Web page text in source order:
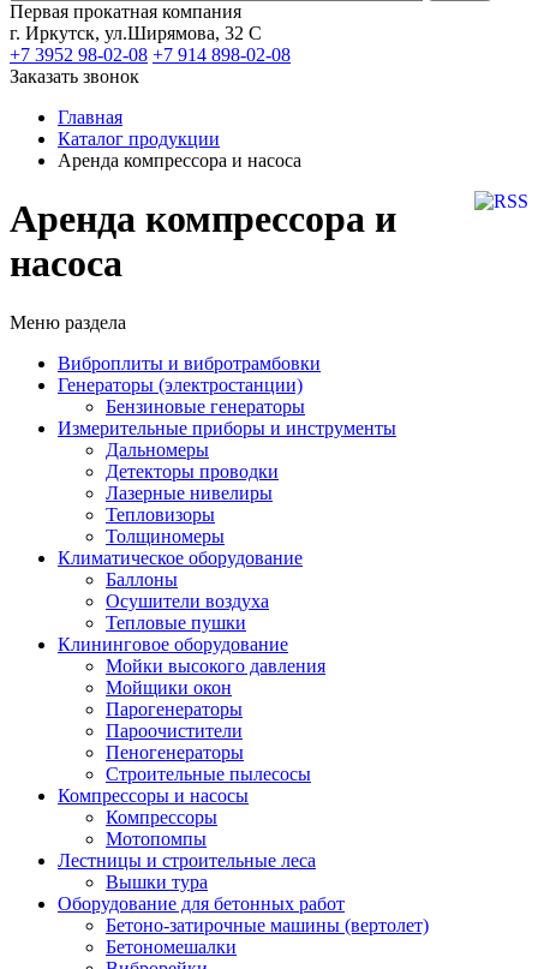
Первая прокатная компания
г. Иркутск, ул.Ширямова, 32 С
+7 3952 98-02-08 +7 914 898-02-08
Заказать звонок
Главная
Каталог продукции
Аренда компрессора и насоса
Аренда компрессора и
насоса
Меню раздела
Виброплиты и вибротрамбовки
Генераторы (электростанции)
Бензиновые генераторы
Измерительные приборы и инструменты
Дальномеры
Детекторы проводки
Лазерные нивелиры
Тепловизоры
Толщиномеры
Климатическое оборудование
Баллоны
Осушители воздуха
Тепловые пушки
Клининговое оборудование
Мойки высокого давления
Мойщики окон
Парогенераторы
Пароочистители
Пеногенераторы
Строительные пылесосы
Компрессоры и насосы
Компрессоры
Мотопомпы
Лестницы и строительные леса
Вышки тура
Оборудование для бетонных работ
Бетоно-затирочные машины (вертолет)
Бетономешалки